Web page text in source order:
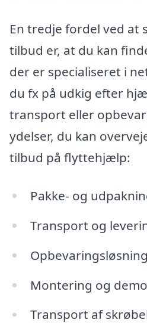
En tredje fordel ved at
tilbud er, at du kan
der er specialiseret i
du fx på udkig efter
transport eller
ydelser, du kan
tilbud på flyttehjælp:
Pakke- og
Transport og
Montering og
Transport af